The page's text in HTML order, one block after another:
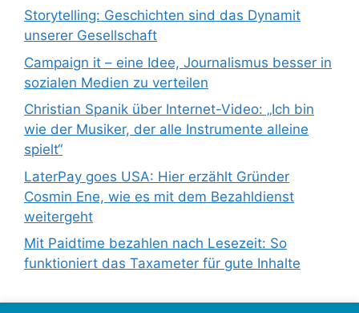
Storytelling: Geschichten sind das Dynamit
unserer Gesellschaft
Campaign it – eine Idee, Journalismus besser in
sozialen Medien zu verteilen
Christian Spanik über Internet-Video: „Ich bin
wie der Musiker, der alle Instrumente alleine
spielt“
LaterPay goes USA: Hier erzählt Gründer
Cosmin Ene, wie es mit dem Bezahldienst
weitergeht
Mit Paidtime bezahlen nach Lesezeit: So
funktioniert das Taxameter für gute Inhalte